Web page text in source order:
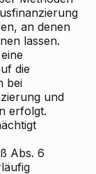
an denen
lassen.
die
bei
und
erfolgt.
Abs. 6